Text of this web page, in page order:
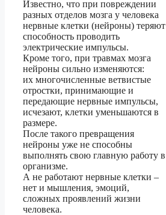
Известно, что при повреждении
разных отделов мозга у человека
нервные клетки (нейроны) теряют
способность проводить
электрические импульсы.
Кроме того, при травмах мозга
нейроны сильно изменяются:
их многочисленные ветвистые
отростки, принимающие и
передающие нервные импульсы,
исчезают, клетки уменьшаются в
размере.
После такого превращения
нейроны уже не способны
выполнять свою главную работу в
организме.
А не работают нервные клетки –
нет и мышления, эмоций,
сложных проявлений жизни
человека.